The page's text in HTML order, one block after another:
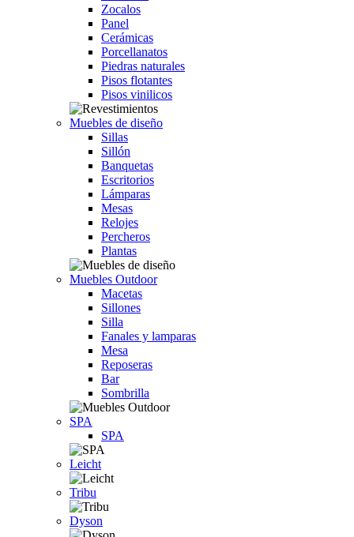
Zocalos
Panel
Cerámicas
Porcellanatos
Piedras naturales
Pisos flotantes
Pisos vinilicos
Muebles de diseño
Sillas
Sillón
Banquetas
Escritorios
Lámparas
Mesas
Relojes
Percheros
Plantas
Muebles Outdoor
Macetas
Sillones
Silla
Fanales y lamparas
Mesa
Reposeras
Bar
Sombrilla
SPA
SPA
Leicht
Tribu
Dyson